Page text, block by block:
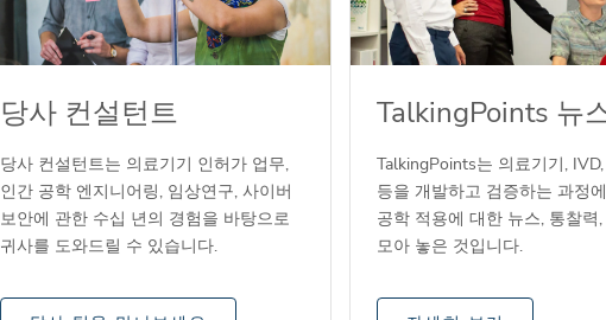
당사 컨설턴트
당사 컨설턴트는 의료기기 인허가 업무,
인간 공학 엔지니어링, 임상연구, 사이버
보안에 관한 수십 년의 경험을 바탕으로
귀사를 도와드릴 수 있습니다.
TalkingPoints 뉴
TalkingPoints는 의료기기,
등을 개발하고 검증하는 과정
공학 적용에 대한 뉴스, 통찰력
모아 놓은 것입니다.